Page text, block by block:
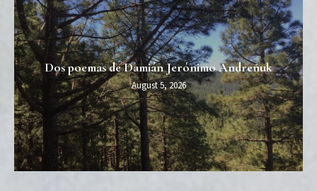
Dos poemas de Damián Jerónimo Andreñuk
August 5, 2026